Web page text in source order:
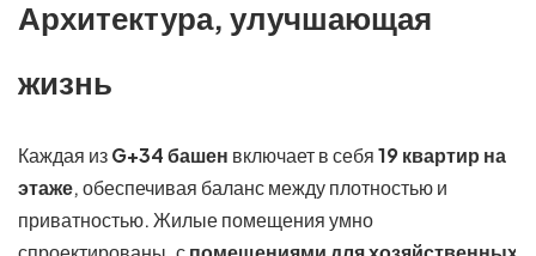
Архитектура, улучшающая
жизнь
Каждая изG+34 башен включает в себя19 квартир на
этаже, обеспечивая баланс между плотностью и
приватностью. Жилые помещения умно